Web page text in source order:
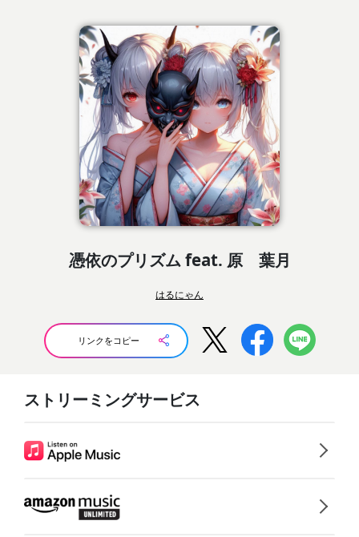
憑依のプリズム feat. 原 葉月
はるにゃん
リンクをコピー
ストリーミングサービス